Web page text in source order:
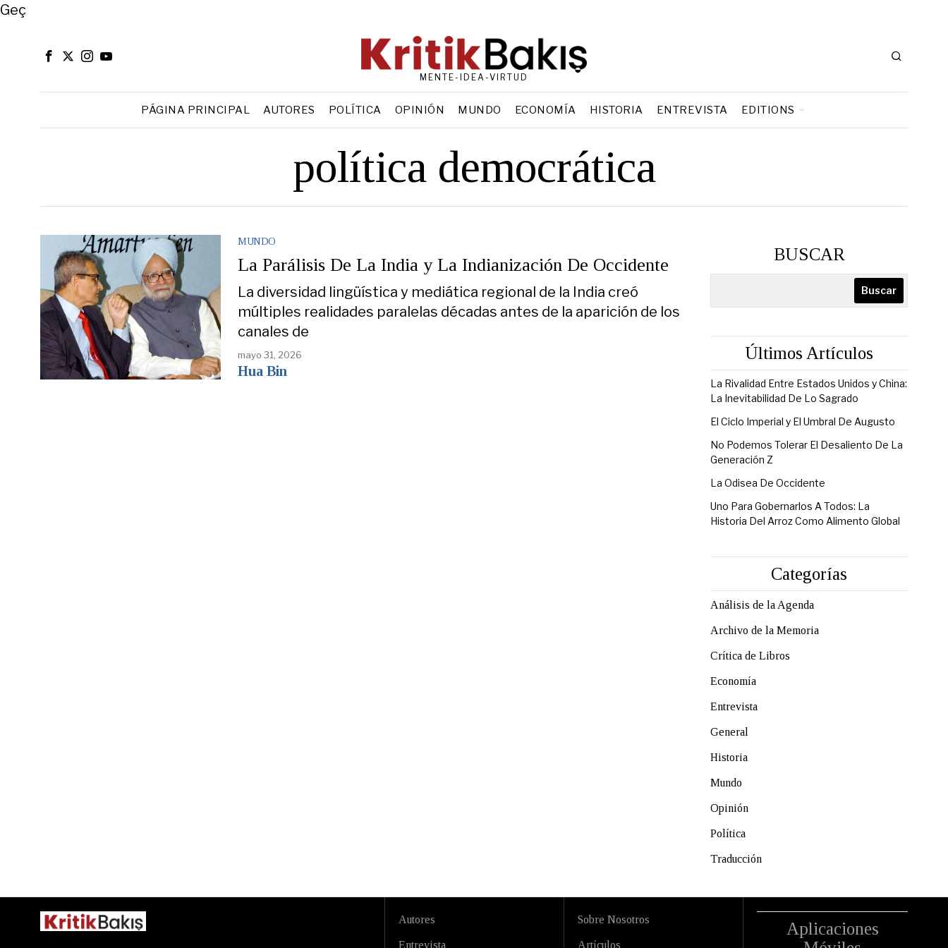
Close
Geç
MENTE-IDEA-VIRTUD
PÁGINA PRINCIPAL AUTORES POLÍTICA OPINIÓN MUNDO ECONOMÍA HISTORIA ENTREVISTA EDITIONS
política democrática
MUNDO
La Parálisis De La India y La Indianización De Occidente
La diversidad lingüística y mediática regional de la India creó
múltiples realidades paralelas décadas antes de la aparición de los
canales de
mayo 31, 2026
Hua Bin
BUSCAR
Buscar
Últimos Artículos
La Rivalidad Entre Estados Unidos y China:
La Inevitabilidad De Lo Sagrado
El Ciclo Imperial y El Umbral De Augusto
No Podemos Tolerar El Desaliento De La
Generación Z
La Odisea De Occidente
Uno Para Gobernarlos A Todos: La
Historia Del Arroz Como Alimento Global
Categorías
Análisis de la Agenda
Archivo de la Memoria
Crítica de Libros
Economía
Entrevista
General
Historia
Mundo
Opinión
Política
Traducción
Autores
Entrevista
Sobre Nosotros
Artículos
Aplicaciones